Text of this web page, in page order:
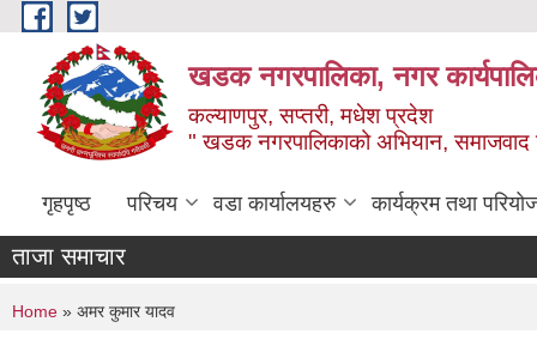
Skip to main content
खडक नगरपालिका, नगर
कल्याणपुर, सप्तरी, मधेश प्रदेश
" खडक नगरपालिकाको अभियान, समाजवाद
गृहपृष्ठ परिचय वडा कार्यालयहरु कार्यक्रम तथा
ताजा समाचार
You are here
Home » अमर कुमार यादव